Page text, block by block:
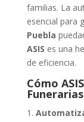
familias. La
esencial para
Puebla
ASIS es una
de eficiencia.
Cómo